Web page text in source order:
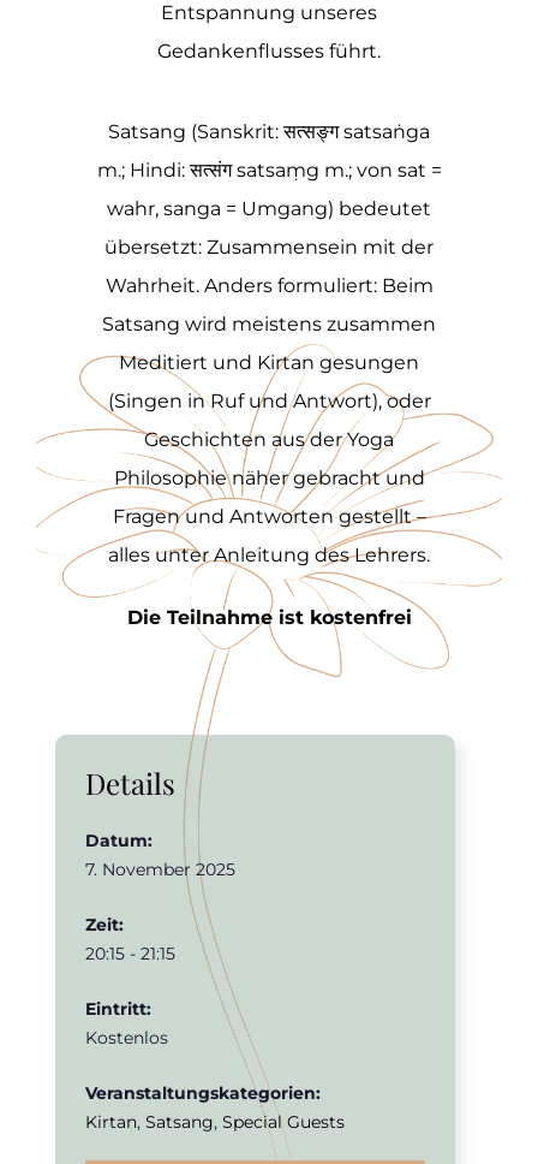
Entspannung unseres
Gedankenflusses führt.
Satsang (Sanskrit: सत्सङ्ग satsaṅga
m.; Hindi: सत्संग satsaṃg m.; von sat =
wahr, sanga = Umgang) bedeutet
übersetzt: Zusammensein mit der
Wahrheit. Anders formuliert: Beim
Satsang wird meistens zusammen
Meditiert und Kirtan gesungen
(Singen in Ruf und Antwort), oder
Geschichten aus der Yoga
Philosophie näher gebracht und
Fragen und Antworten gestellt –
alles unter Anleitung des Lehrers.
Die Teilnahme ist kostenfrei
Details
Datum:
7. November 2025
Zeit:
20:15 - 21:15
Eintritt:
Kostenlos
Veranstaltungskategorien:
Kirtan, Satsang, Special Guests